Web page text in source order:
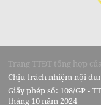
Trang TTĐT tổng hợp
Chịu trách nhiệm nội
Giấy phép số: 108/GP -
tháng 10 năm 2024